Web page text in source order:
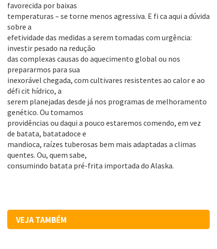
favorecida por baixas
temperaturas – se torne menos agressiva. E fi ca aqui a dúvida
sobre a
efetividade das medidas a serem tomadas com urgência:
investir pesado na redução
das complexas causas do aquecimento global ou nos
prepararmos para sua
inexorável chegada, com cultivares resistentes ao calor e ao
défi cit hídrico, a
serem planejadas desde já nos programas de melhoramento
genético. Ou tomamos
providências ou daqui a pouco estaremos comendo, em vez
de batata, batatadoce e
mandioca, raízes tuberosas bem mais adaptadas a climas
quentes. Ou, quem sabe,
consumindo batata pré-frita importada do Alaska.
VEJA TAMBÉM